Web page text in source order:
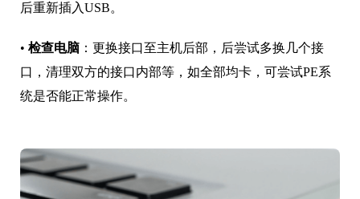
后重新插入USB。
• 检查电脑 ：更换接口至主机后部，后尝试多换几个接
口，清理双方的接口内部等，如全部均卡，可尝试PE系
统是否能正常操作。